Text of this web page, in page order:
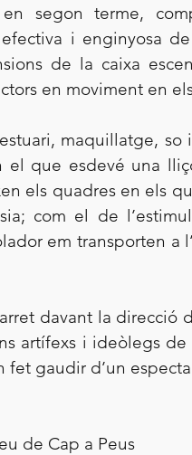
en segon terme,
i enginyosa
de la caixa
en moviment en
maquillatge,
el que esdevé una
els quadres en els
com el de
em transporten a
davant la direcció
artífexs i ideòlegs
fet gaudir d’un
de Cap a Peus